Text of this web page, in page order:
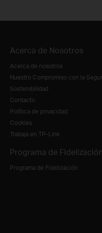
Acerca de Nosotros
Acerca de nosotros
Nuestro Compromiso con la
Sostenibilidad
Contacto
Política de privacidad
Cookies
Trabaja en TP-Link
Programa de Fidelización
Programa de Fidelización